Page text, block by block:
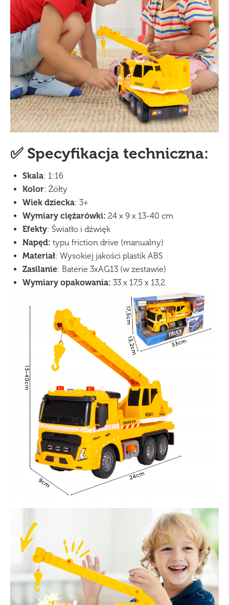
✅ Specyfikacja techniczna:
Skala: 1:16
Kolor: Żółty
Wiek dziecka: 3+
Wymiary ciężarówki: 24 x 9 x 13-40 cm
Efekty: Światło i dźwięk
Napęd: typu friction drive (manualny)
Materiał: Wysokiej jakości plastik ABS
Zasilanie: Baterie 3xAG13 (w zestawie)
Wymiary opakowania: 33 x 17,5 x 13,2